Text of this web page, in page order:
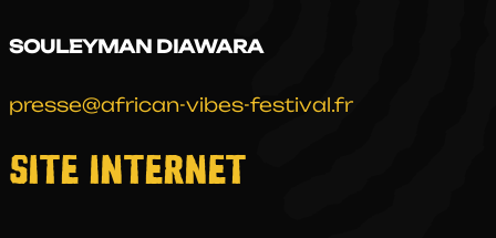
SOULEYMAN DIAWARA
presse@african-vibes-festival.fr
SITE INTERNET